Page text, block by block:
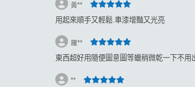
黃**
用起來順手又輕鬆.車漆增豔又光亮
羅**
東西超好用隨便圖意圖等蠟稍微乾一下不用
‍**